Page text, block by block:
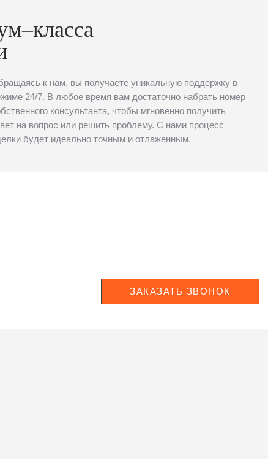
к нам, вы получаете уникальную поддержку в
24/7. В любое время вам достаточно набрать номер
консультанта, чтобы мгновенно получить
на вопрос или решить проблему. С нами процесс
будет идеально точным и отлаженным.
ЗАКАЗАТЬ ЗВОНОК